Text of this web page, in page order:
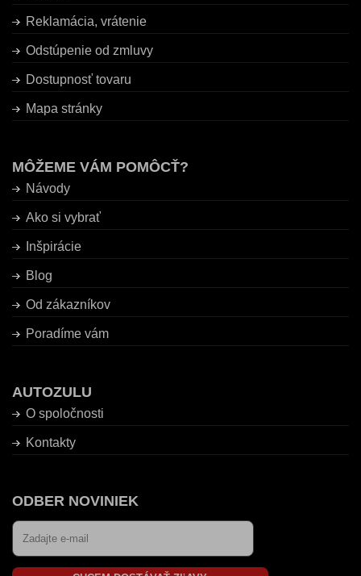
Reklamácia, vrátenie
Odstúpenie od zmluvy
Dostupnosť tovaru
Mapa stránky
MÔŽEME VÁM POMÔCŤ?
Návody
Ako si vybrať
Inšpirácie
Blog
Od zákazníkov
Poradíme vám
AUTOZULU
O spoločnosti
Kontakty
ODBER NOVINIEK